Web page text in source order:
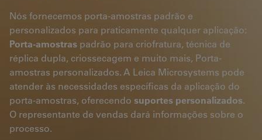
Nós fornecemos porta-amostras padrão e
personalizados para praticamente qualquer aplicação:
Porta-amostras padrão para criofratura, técnica de
réplica dupla, criossecagem e muito mais, Porta-
amostras personalizados. A Leica Microsystems pode
atender às necessidades específicas da aplicação do
porta-amostras, oferecendo suportes personalizados.
O representante de vendas dará informações sobre o
processo.